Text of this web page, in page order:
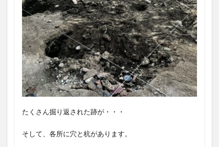
たくさん掘り返された跡が・・・
そして、各所に穴と杭があります。